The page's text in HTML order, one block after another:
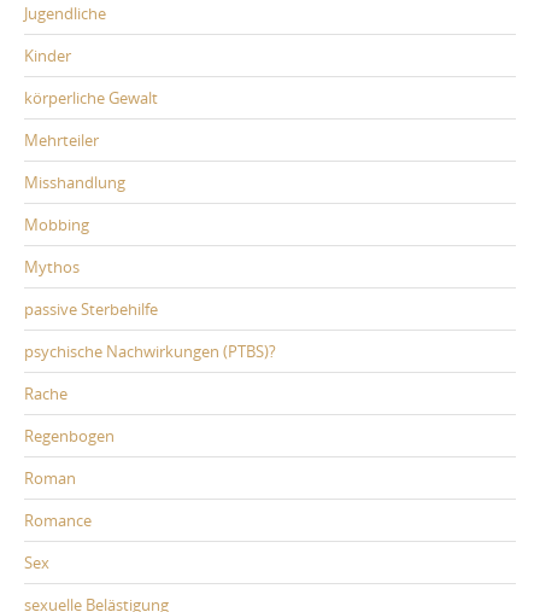
Jugendliche
Kinder
körperliche Gewalt
Mehrteiler
Misshandlung
Mobbing
Mythos
passive Sterbehilfe
psychische Nachwirkungen (PTBS)?
Rache
Regenbogen
Roman
Romance
Sex
sexuelle Belästigung